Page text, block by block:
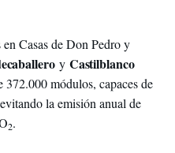
Casas de Don Pedro y
y Castilblanco
372.000 módulos, capaces de
la emisión anual de
2.